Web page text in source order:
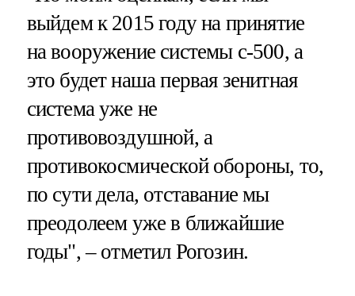
выйдем к 2015 году на принятие
на вооружение системы с-500, а
это будет наша первая зенитная
система уже не
противовоздушной, а
противокосмической обороны, то,
по сути дела, отставание мы
преодолеем уже в ближайшие
годы", – отметил Рогозин.